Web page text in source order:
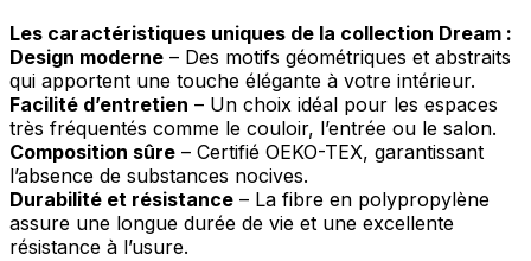
Les caractéristiques uniques de la collection Dream :
Design moderne – Des motifs géométriques et abstraits
qui apportent une touche élégante à votre intérieur.
Facilité d’entretien – Un choix idéal pour les espaces
très fréquentés comme le couloir, l’entrée ou le salon.
Composition sûre – Certifié OEKO-TEX, garantissant
l’absence de substances nocives.
Durabilité et résistance – La fibre en polypropylène
assure une longue durée de vie et une excellente
résistance à l’usure.